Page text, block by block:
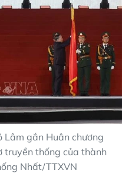
Lâm gắn Huân chương
truyền thống của thành
Nhất/TTXVN